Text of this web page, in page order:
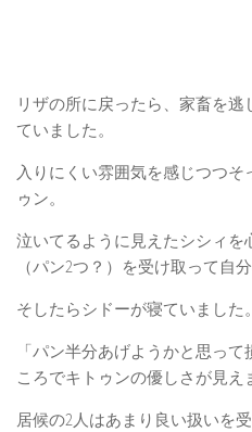
リザの所に戻ったら、家畜を
ていました。
入りにくい雰囲気を感じつつそ
ゥン。
泣いてるように見えたシシィを
（パン2つ？）を受け取って自
そしたらシドーが寝ていました
「パン半分あげようかと思っ
ころでキトゥンの優しさが見え
居候の2人はあまり良い扱いを